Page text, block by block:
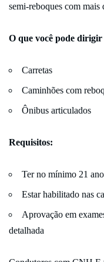
semi-reboques com mais
O que você pode
Carretas
Caminhões com
Ônibus articulados
Requisitos:
Ter no mínimo 21
Estar habilitado nas
Aprovação em
detalhada